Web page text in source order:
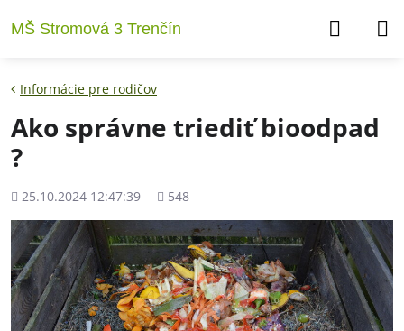
MŠ Stromová 3 Trenčín
Informácie pre rodičov
Ako správne triediť bioodpad
?
Pridané
25.10.2024 12:47:39
Počet
548